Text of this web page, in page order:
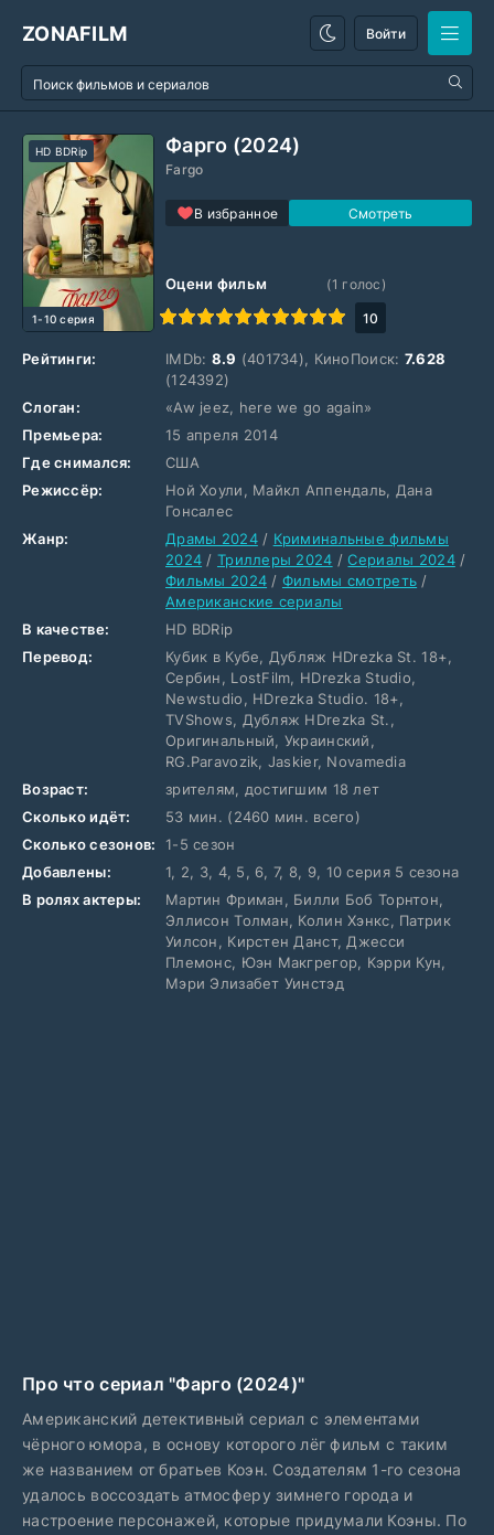
ZONAFILM Войти
Фарго (2024)
Fargo
В избранное
HD BDRip
1-10 серия
Оцени фильм
1
2 3 4 7 8 9 10
(1 голос)
10
Рейтинги: IMDb: 8.9 (401734), КиноПоиск: 7.628
(124392)
Слоган:
«Aw jeez, here we go again»
Премьера:
15 апреля 2014
Где снимался:
США
Режиссёр:
Ной Хоули, Майкл Аппендаль, Дана
Гонсалес
Жанр:
Драмы 2024/ Криминальные фильмы
2024 / Триллеры 2024 /Сериалы 2024/
Фильмы 2024 / Фильмы смотреть /
Американские сериалы
В качестве:
HD BDRip
Перевод:
Кубик в Кубе, Дубляж HDrezka St. 18+,
Сербин, LostFilm, HDrezka Studio,
Newstudio, HDrezka Studio. 18+,
TVShows, Дубляж HDrezka St.,
Оригинальный, Украинский,
RG.Paravozik, Jaskier, Novamedia
Возраст:
зрителям, достигшим 18 лет
Сколько идёт:
53 мин. (2460 мин. всего)
Сколько сезонов:
1-5 сезон
Добавлены:
1, 2, 3, 4, 5, 6, 7, 8, 9, 10 серия 5 сезона
В ролях актеры:
Мартин Фриман, Билли Боб Торнтон,
Эллисон Толман, Колин Хэнкс, Патрик
Уилсон, Кирстен Данст, Джесси
Племонс, Юэн Макгрегор, Кэрри Кун,
Мэри Элизабет Уинстэд
Про что сериал "Фарго (2024)"
Американский детективный сериал с элементами
чёрного юмора, в основу которого лёг фильм с таким
же названием от братьев Коэн. Создателям 1-го сезона
удалось воссоздать атмосферу зимнего города и
настроение персонажей, которые придумали Коэны. По